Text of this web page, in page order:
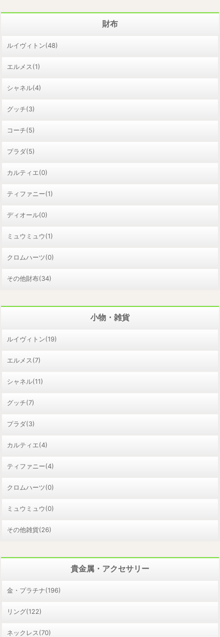
財布
ルイヴィトン(48)
エルメス(1)
シャネル(4)
グッチ(3)
コーチ(5)
プラダ(5)
カルティエ(0)
ティファニー(1)
ディオール(0)
ミュウミュウ(1)
クロムハーツ(0)
その他財布(34)
小物・雑貨
ルイヴィトン(19)
エルメス(7)
シャネル(11)
グッチ(7)
プラダ(3)
カルティエ(4)
ティファニー(4)
クロムハーツ(0)
ミュウミュウ(0)
その他雑貨(26)
貴金属・アクセサリー
金・プラチナ(196)
リング(122)
ネックレス(70)